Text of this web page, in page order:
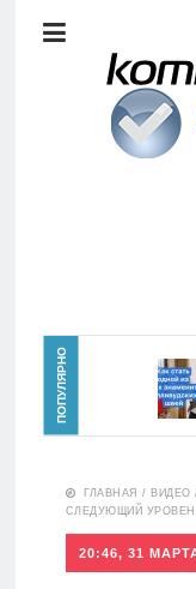
анализ
Видео
Сделано
Главная
Новости
Аналитика
Инвестиции
ПОПУЛЯРНО
ГЛАВНАЯ / ВИДЕО
СЛЕДУЮЩИЙ
20:46, 31